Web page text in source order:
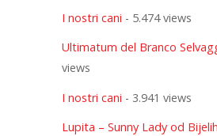
I nostri cani - 5.474 views
Ultimatum del Branco
views
I nostri cani - 3.941 views
Lupita – Sunny Lady od